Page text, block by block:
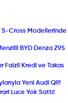
S-Cross Modellerinde
BYD Denza Z9S
Faizli Kredi ve Takas
Yeni Audi Q9!
Luce Yok Sattı!